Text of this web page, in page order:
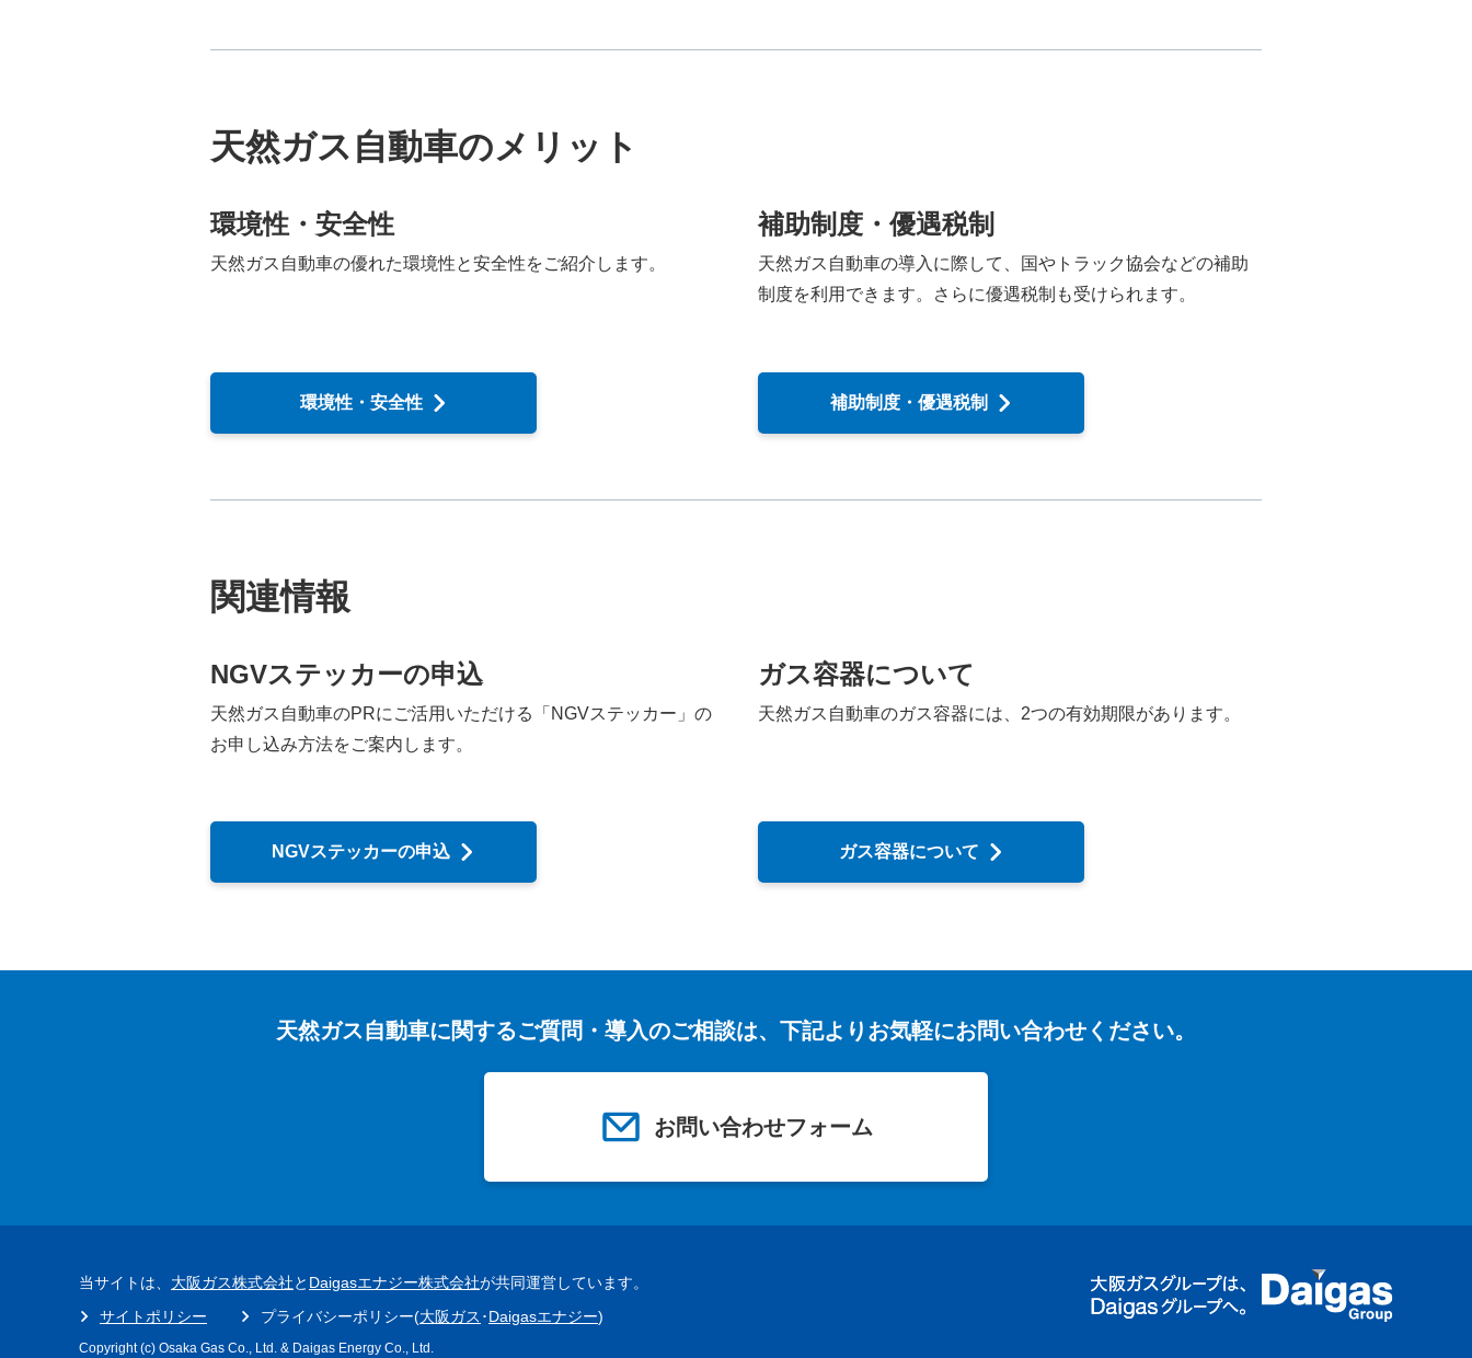
天然ガス自動車のメリット
環境性・安全性
天然ガス自動車の優れた環境性と安全性をご紹介します。
環境性・安全性
補助制度・優遇税制
天然ガス自動車の導入に際して、国やトラック協会などの補助
制度を利用できます。さらに優遇税制も受けられます。
補助制度・優遇税制
関連情報
NGVステッカーの申込
天然ガス自動車のPRにご活用いただける「NGVステッカー」の
お申し込み方法をご案内します。
NGVステッカーの申込
ガス容器について
天然ガス自動車のガス容器には、2つの有効期限があります。
ガス容器について
天然ガス自動車に関するご質問・導入のご相談は、下記よりお気軽にお問い合わせください。
お問い合わせフォーム
当サイトは、 大阪ガス株式会社と Daigasエナジー株式会社が共同運営しています。
サイトポリシー
プライバシーポリシー(大阪ガス ･Daigasエナジー)
Copyright (c) Osaka Gas Co., Ltd. & Daigas Energy Co., Ltd.